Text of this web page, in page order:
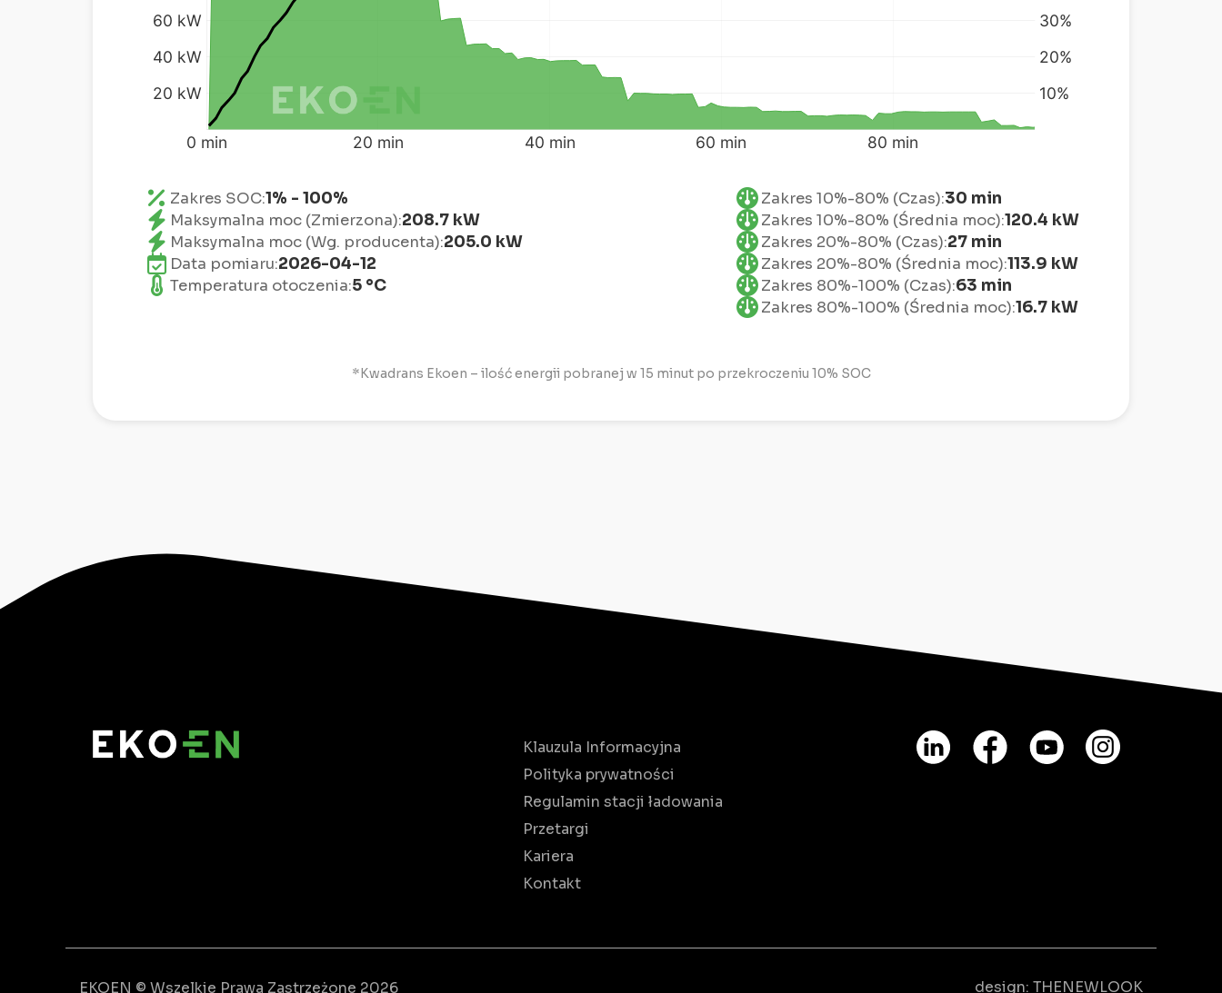
Zakres SOC:1% - 100%
Maksymalna moc (Zmierzona):208.7 kW
Maksymalna moc (Wg. producenta):205.0 kW
Data pomiaru:2026-04-12
Temperatura otoczenia:5 °C
Zakres 10%-80% (Czas):30 min
Zakres 10%-80% (Średnia moc):120.4 kW
Zakres 20%-80% (Czas):27 min
Zakres 20%-80% (Średnia moc):113.9 kW
Zakres 80%-100% (Czas):63 min
Zakres 80%-100% (Średnia moc):16.7 kW
*Kwadrans Ekoen – ilość energii pobranej w 15 minut po przekroczeniu 10% SOC
Klauzula Informacyjna
Polityka prywatności
Regulamin stacji ładowania
Przetargi
Kariera
Kontakt
EKOEN © Wszelkie Prawa Zastrzeżone 2026 design: THENEWLOOK